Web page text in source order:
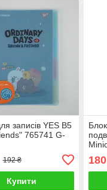
записів YES В5
765741 G-
192 ₴
Купити
180